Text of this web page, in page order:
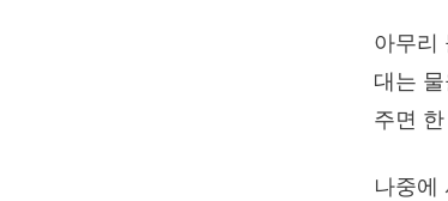
아무리
대는
주면
나중에